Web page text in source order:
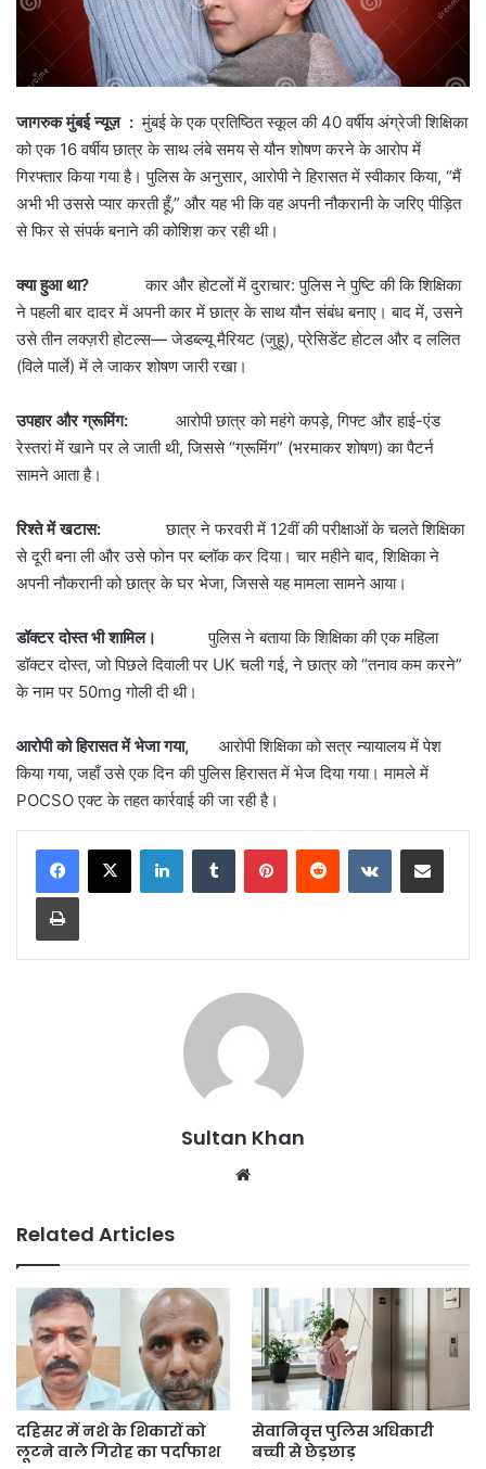
जागरुक मुंबई न्यूज़ :मुंबई के एक प्रतिष्ठित स्कूल की 40 वर्षीय अंग्रेजी शिक्षिका
को एक 16 वर्षीय छात्र के साथ लंबे समय से यौन शोषण करने के आरोप में
गिरफ्तार किया गया है। पुलिस के अनुसार, आरोपी ने हिरासत में स्वीकार किया, “मैं
अभी भी उससे प्यार करती हूँ,” और यह भी कि वह अपनी नौकरानी के जरिए पीड़ित
से फिर से संपर्क बनाने की कोशिश कर रही थी।
क्या हुआ था? कार और होटलों में दुराचार: पुलिस ने पुष्टि की कि शिक्षिका
ने पहली बार दादर में अपनी कार में छात्र के साथ यौन संबंध बनाए। बाद में, उसने
उसे तीन लक्ज़री होटल्स— जेडब्ल्यू मैरियट (जुहू), प्रेसिडेंट होटल और द ललित
(विले पार्ले) में ले जाकर शोषण जारी रखा।
उपहार और ग्रूमिंग: आरोपी छात्र को महंगे कपड़े, गिफ्ट और हाई-एंड
रेस्तरां में खाने पर ले जाती थी, जिससे “ग्रूमिंग” (भरमाकर शोषण) का पैटर्न
सामने आता है।
रिश्ते में खटास: छात्र ने फरवरी में 12वीं की परीक्षाओं के चलते शिक्षिका
से दूरी बना ली और उसे फोन पर ब्लॉक कर दिया। चार महीने बाद, शिक्षिका ने
अपनी नौकरानी को छात्र के घर भेजा, जिससे यह मामला सामने आया।
डॉक्टर दोस्त भी शामिल।पुलिस ने बताया कि शिक्षिका की एक महिला
डॉक्टर दोस्त, जो पिछले दिवाली पर UK चली गई, ने छात्र को “तनाव कम करने”
के नाम पर 50mg गोली दी थी।
आरोपी को हिरासत में भेजा गया, आरोपी शिक्षिका को सत्र न्यायालय में पेश
किया गया, जहाँ उसे एक दिन की पुलिस हिरासत में भेज दिया गया। मामले में
POCSO एक्ट के तहत कार्रवाई की जा रही है।
Sultan Khan
Related Articles
दहिसर में नशे के शिकारों को
लूटने वाले गिरोह का पर्दाफाश
सेवानिवृत्त पुलिस अधिकारी
बच्ची से छेड़छाड़